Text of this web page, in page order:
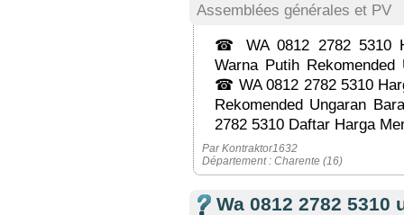
Assemblées générales et PV
☎ WA 0812 2782 5310
Warna Putih
☎ WA 0812 2782 5310
Rekomended Ungaran
2782 5310 Daftar Harga
Par Kontraktor1632
Département : Charente (16)
Wa 0812 2782